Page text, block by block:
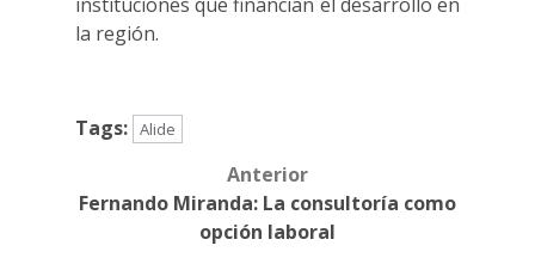
la región.
Tags: Alide
navigation
Anterior
Fernando Miranda: La consultoría como
opción laboral